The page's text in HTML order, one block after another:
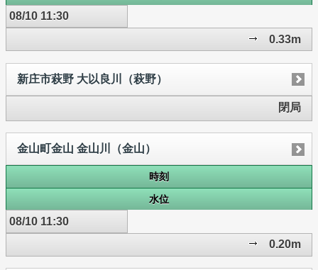
08/10 11:30
0.33m
新庄市萩野 大以良川（萩野）
閉局
金山町金山 金山川（金山）
時刻
水位
08/10 11:30
0.20m